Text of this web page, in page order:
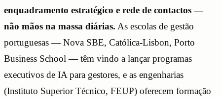
enquadramento estratégico e rede de contactos —
não mãos na massa diárias. As escolas de gestão
portuguesas — Nova SBE, Católica-Lisbon, Porto
Business School — têm vindo a lançar programas
executivos de IA para gestores, e as engenharias
(Instituto Superior Técnico, FEUP) oferecem formação